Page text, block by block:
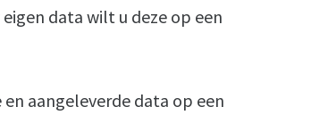
data wilt u deze op een
aangeleverde data op een